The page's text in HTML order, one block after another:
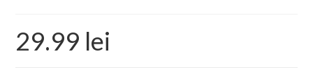
29.99 lei